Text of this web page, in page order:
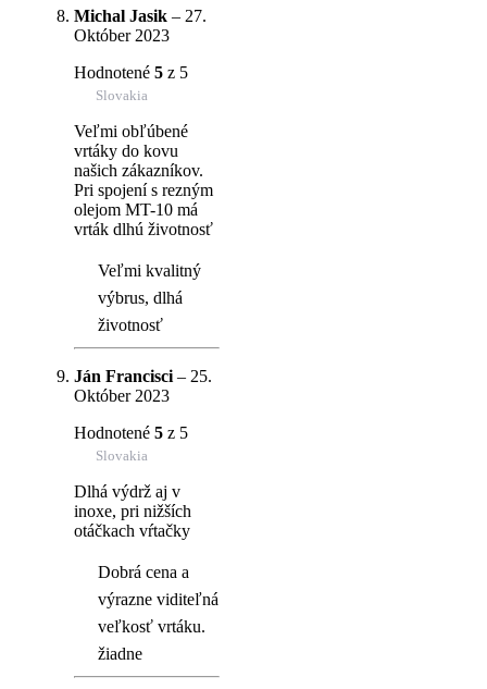
Michal Jasik – 27.
Október 2023
Hodnotené 5 z 5
Slovakia
Veľmi obľúbené
vrtáky do kovu
našich zákazníkov.
Pri spojení s rezným
olejom MT-10 má
vrták dlhú životnosť
Veľmi kvalitný
výbrus, dlhá
životnosť
Ján Francisci – 25.
Október 2023
Hodnotené 5 z 5
Slovakia
Dlhá výdrž aj v
inoxe, pri nižších
otáčkach vŕtačky
Dobrá cena a
výrazne viditeľná
veľkosť vrtáku.
žiadne